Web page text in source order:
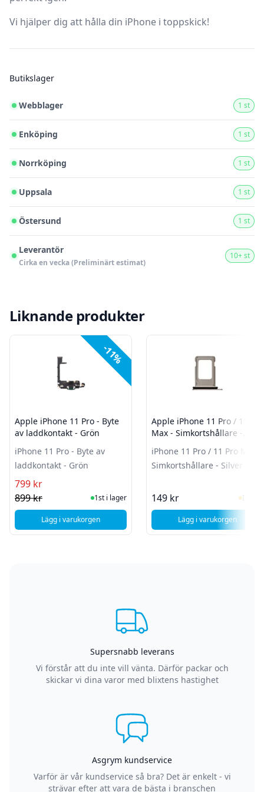
Vi hjälper dig att hålla din iPhone i toppskick!
Butikslager
Webblager 1 st
Enköping 1 st
Norrköping 1 st
Uppsala 1 st
Östersund 1 st
Leverantör
Cirka en vecka (Preliminärt estimat)
10+ st
Liknande produkter
-11%
Apple iPhone 11 Pro - Byte
av laddkontakt - Grön
iPhone 11 Pro - Byte av
laddkontakt - Grön
799 kr
899 kr
I Lager
1st i lager
Lägg i varukorgen , Apple iPhone 11 Pro - Byte av laddkontakt - Grön
Apple iPhone 11 Pro / 11 Pro
Max - Simkortshållare -
iPhone 11 Pro / 11 Pro Max -
Simkortshållare - Silver
149 kr I
Lägg i varukorgen
, Apple iPhone
Supersnabb leverans
Vi förstår att du inte vill vänta. Därför packar och
skickar vi dina varor med blixtens hastighet
Asgrym kundservice
Varför är vår kundservice så bra? Det är enkelt - vi
strävar efter att vara de bästa i branschen